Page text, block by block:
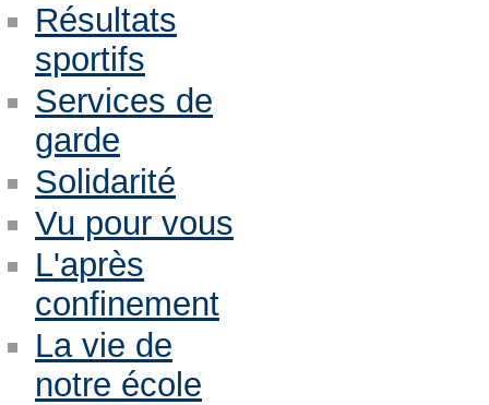
Résultats
sportifs
Services de
garde
Solidarité
Vu pour vous
L'après
confinement
La vie de
notre école